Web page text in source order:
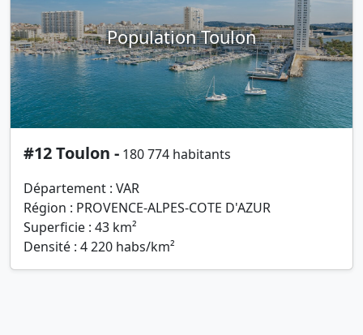
Population Toulon
#12 Toulon - 180 774 habitants
Département : VAR
Région : PROVENCE-ALPES-COTE D'AZUR
Superficie : 43 km²
Densité : 4 220 habs/km²